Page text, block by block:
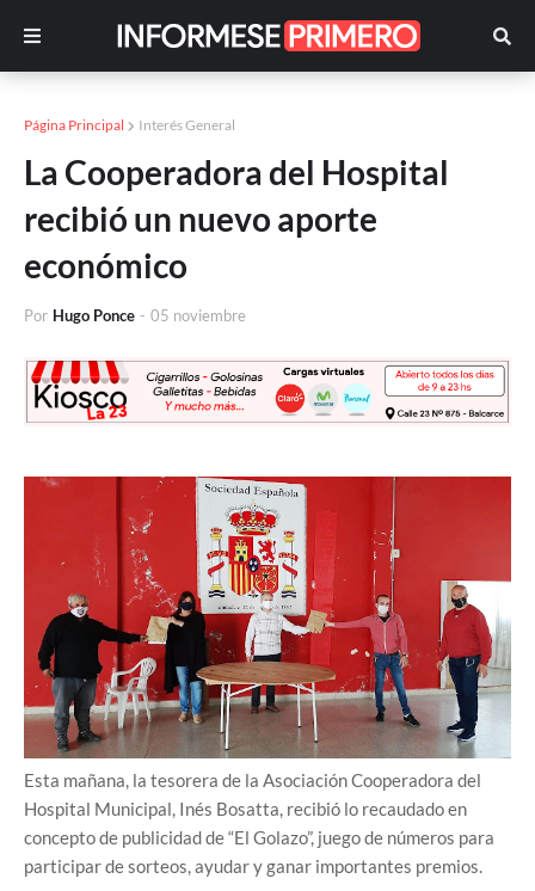
Página Principal Interés General
La Cooperadora del Hospital
recibió un nuevo aporte
económico
Por Hugo Ponce - 05 noviembre
Esta mañana, la tesorera de la Asociación Cooperadora del
Hospital Municipal, Inés Bosatta, recibió lo recaudado en
concepto de publicidad de “El Golazo”, juego de números para
participar de sorteos, ayudar y ganar importantes premios.